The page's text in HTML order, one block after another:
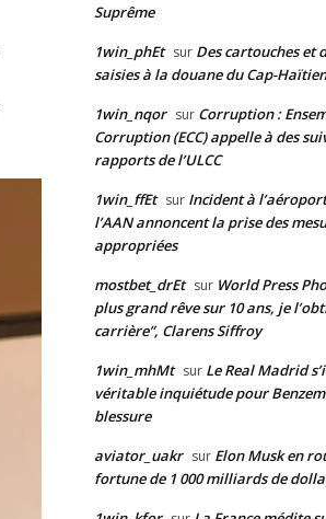
Suprême
1win_phEt sur Des cartouches et
saisies à la douane du Cap-Haïtien
1win_nqor sur Corruption :
Corruption (ECC) appelle à des
rapports de l’ULCC
1win_ffEt sur Incident à l’aéroport
l’AAN annoncent la prise des
appropriées
mostbet_drEt sur World Press
plus grand rêve sur 10 ans, je
carrière”, Clarens Siffroy
1win_mhMt sur Le Real Madrid
véritable inquiétude pour
blessure
aviator_uakr sur Elon Musk en
fortune de 1 000 milliards de